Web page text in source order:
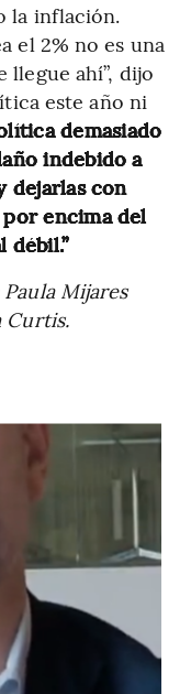
la inflación.
el 2% no es una
ahí”, dijo
este año ni
demasiado
indebido a
dejarlas con
encima del
débil.”
Mijares
Curtis.